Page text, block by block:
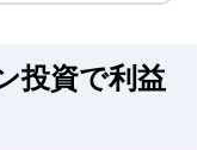
投資で利益